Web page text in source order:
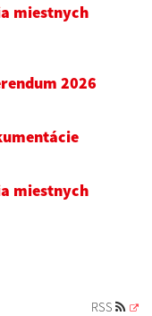
miestnych
2026
miestnych
RSS